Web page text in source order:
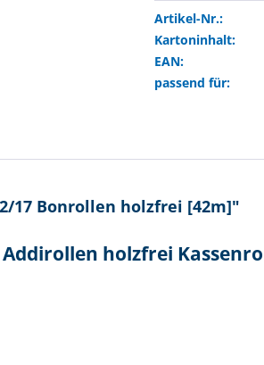
Artikel-Nr.:
Kartoninhalt:
EAN:
passend für:
17 Bonrollen holzfrei [42m]"
Addirollen holzfrei